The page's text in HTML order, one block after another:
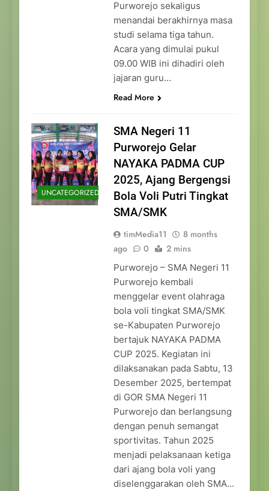
Purworejo sekaligus
menandai berakhirnya masa
studi selama tiga tahun.
Acara yang dimulai pukul
09.00 WIB ini dihadiri oleh
jajaran guru…
Read More
UNCATEGORIZED
SMA Negeri 11
Purworejo Gelar
NAYAKA PADMA CUP
2025, Ajang Bergengsi
Bola Voli Putri Tingkat
SMA/SMK
timMedia11
8 months
ago
0 2 mins
Purworejo – SMA Negeri 11
Purworejo kembali
menggelar event olahraga
bola voli tingkat SMA/SMK
se-Kabupaten Purworejo
bertajuk NAYAKA PADMA
CUP 2025. Kegiatan ini
dilaksanakan pada Sabtu, 13
Desember 2025, bertempat
di GOR SMA Negeri 11
Purworejo dan berlangsung
dengan penuh semangat
sportivitas. Tahun 2025
menjadi pelaksanaan ketiga
dari ajang bola voli yang
diselenggarakan oleh SMA…